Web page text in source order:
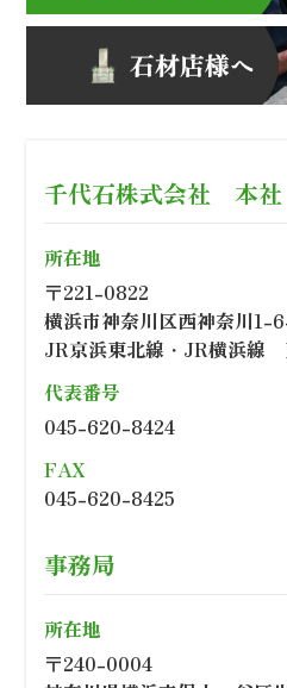
千代石株式会社 本社
所在地
〒221-0822
横浜市神奈川区西神奈川
JR京浜東北線・JR横浜線
代表番号
045-620-8424
FAX
045-620-8425
事務局
所在地
〒240-0004